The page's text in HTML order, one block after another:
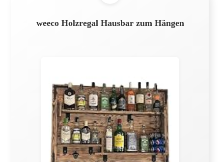
weeco Holzregal Hausbar zum Hängen